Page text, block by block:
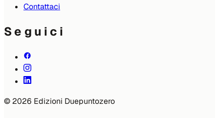
Contattaci
Seguici
© 2026 Edizioni Duepuntozero